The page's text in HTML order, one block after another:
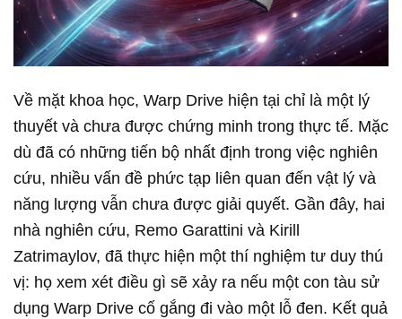
Về mặt khoa học, Warp Drive hiện tại chỉ là một lý
thuyết và chưa được chứng minh trong thực tế. Mặc
dù đã có những tiến bộ nhất định trong việc nghiên
cứu, nhiều vấn đề phức tạp liên quan đến vật lý và
năng lượng vẫn chưa được giải quyết. Gần đây, hai
nhà nghiên cứu, Remo Garattini và Kirill
Zatrimaylov, đã thực hiện một thí nghiệm tư duy thú
vị: họ xem xét điều gì sẽ xảy ra nếu một con tàu sử
dụng Warp Drive cố gắng đi vào một lỗ đen. Kết quả